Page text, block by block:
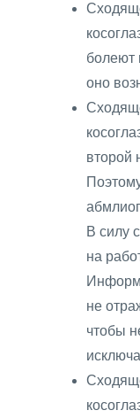
болеют
оно
второй
В силу
на
не
чтобы